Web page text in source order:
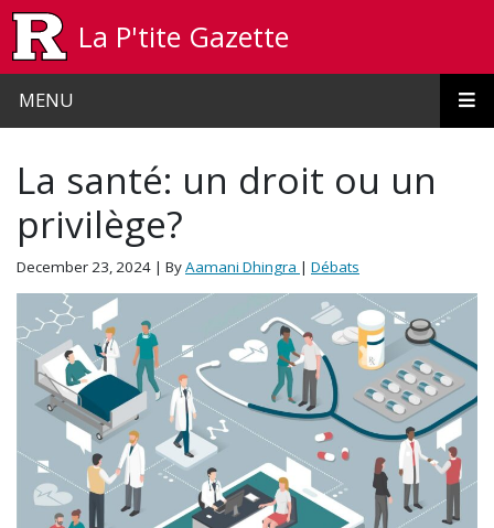
La P'tite Gazette
MENU
La santé: un droit ou un
privilège?
December 23, 2024 | ByAamani Dhingra | Débats